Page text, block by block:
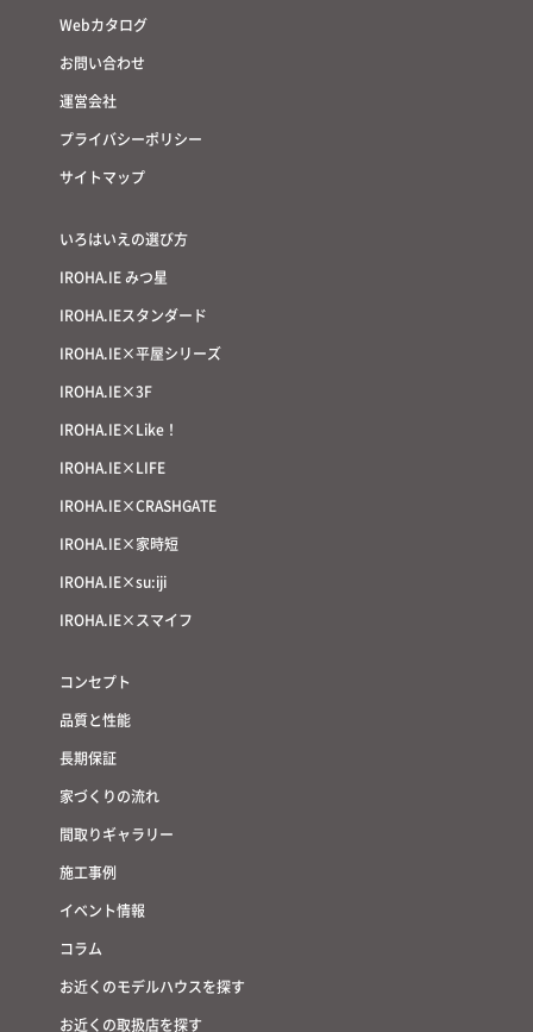
Webカタログ
お問い合わせ
運営会社
プライバシーポリシー
サイトマップ
いろはいえの選び方
IROHA.IE みつ星
IROHA.IEスタンダード
IROHA.IE×平屋シリーズ
IROHA.IE×3F
IROHA.IE×Like！
IROHA.IE×LIFE
IROHA.IE×CRASHGATE
IROHA.IE×家時短
IROHA.IE×su:iji
IROHA.IE×スマイフ
コンセプト
品質と性能
長期保証
家づくりの流れ
間取りギャラリー
施工事例
イベント情報
コラム
お近くのモデルハウスを探す
お近くの取扱店を探す